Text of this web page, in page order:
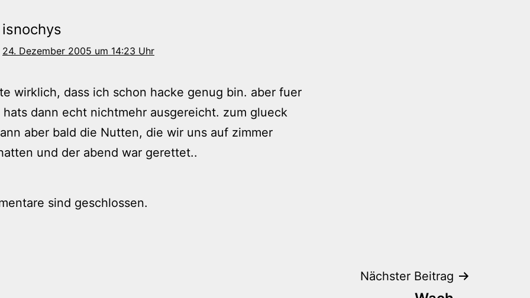
isnochys
24. Dezember 2005 um 14:23 Uhr
wirklich, dass ich schon hacke genug bin. aber fuer
hats dann echt nichtmehr ausgereicht. zum glueck
aber bald die Nutten, die wir uns auf zimmer
und der abend war gerettet..
sind geschlossen.
Nächster Beitrag